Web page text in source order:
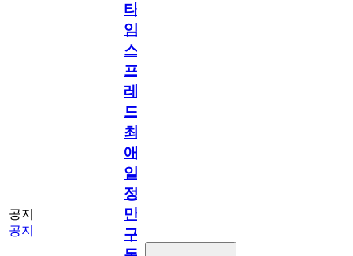
공지
공지
타
임
스
프
레
드]
최
애
일
정
만
구